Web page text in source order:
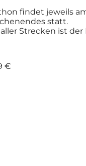
findet jeweils
statt.
Strecken ist
€